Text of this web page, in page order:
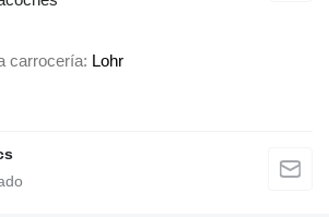
carrocería Lohr